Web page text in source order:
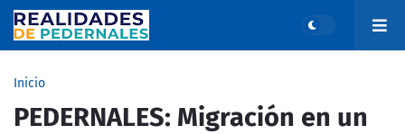
Inicio
PEDERNALES: Migración en un